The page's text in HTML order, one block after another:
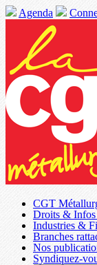
Agenda
CGT
Droits & Infos
Industries &
Branches
Nos
Syndiquez-